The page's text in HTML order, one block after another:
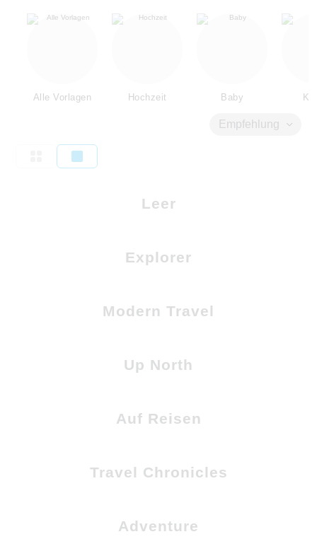
Alle Vorlagen Hochzeit Baby
Empfehlung
Leer
Explorer
Modern Travel
Up North
Auf Reisen
Travel Chronicles
Adventure